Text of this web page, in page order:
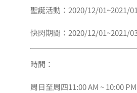
聖誕活動：2020/12/01~2021/
快閃期間：2020/12/01~2021/
時間：
周日至周四11:00 AM ~ 10:00 PM